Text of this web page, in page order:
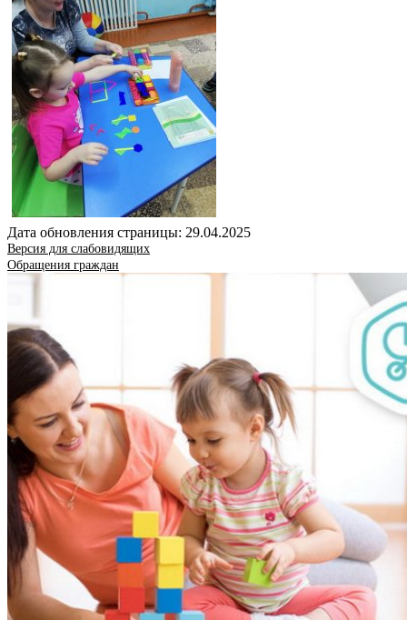
Дата обновления страницы: 29.04.2025
Версия для слабовидящих
Обращения граждан